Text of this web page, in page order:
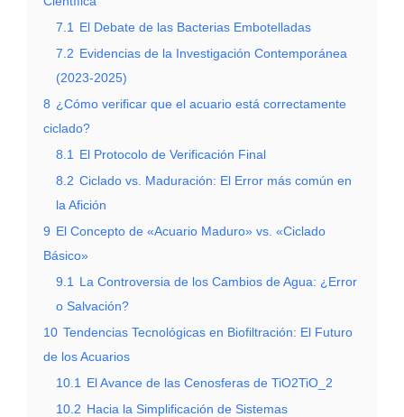
7.1
El Debate de las Bacterias Embotelladas
7.2 Evidencias de la Investigación Contemporánea
(2023-2025)
8 ¿Cómo verificar que el acuario está correctamente
ciclado?
8.1
El Protocolo de Verificación Final
8.2 Ciclado vs. Maduración: El Error más común en
la Afición
9 El Concepto de «Acuario Maduro» vs. «Ciclado
Básico»
9.1
La Controversia de los Cambios de Agua: ¿Error
o Salvación?
10 Tendencias Tecnológicas en Biofiltración: El Futuro
de los Acuarios
10.1
El Avance de las Cenosferas de TiO2TiO_2
10.2 Hacia la Simplificación de Sistemas